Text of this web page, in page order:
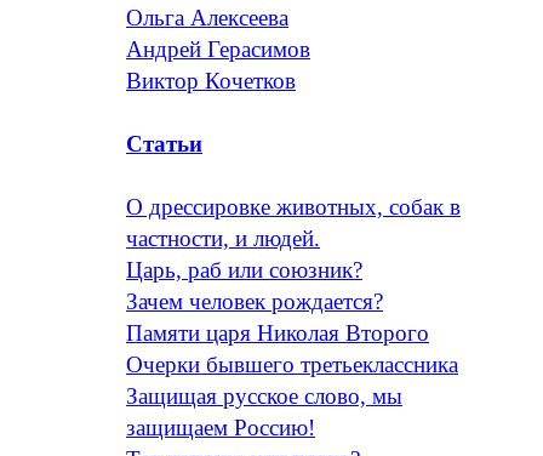
Ольга Алексеева
Андрей Герасимов
Виктор Кочетков
Статьи
О дрессировке животных, собак в
частности, и людей.
Царь, раб или союзник?
Зачем человек рождается?
Памяти царя Николая Второго
Очерки бывшего третьеклассника
Защищая русское слово, мы
защищаем Россию!